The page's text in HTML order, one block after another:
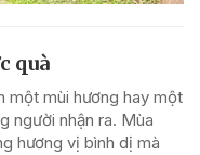
quà
một mùi hương hay một
người nhận ra. Mùa
hương vị bình dị mà